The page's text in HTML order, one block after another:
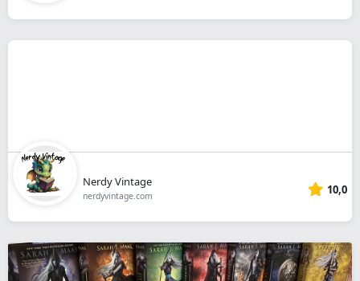
Nerdy Vintage
nerdyvintage.com 10,0